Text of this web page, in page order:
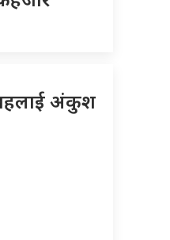
तहलाई अंकुश